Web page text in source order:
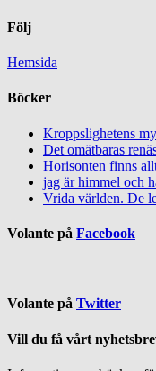
Följ
Hemsida
Böcker
Kroppslighetens
Det omätbaras
Horisonten finns
jag är himmel och
Vrida världen. De
Volante på Facebook
Volante på Twitter
Vill du få vårt